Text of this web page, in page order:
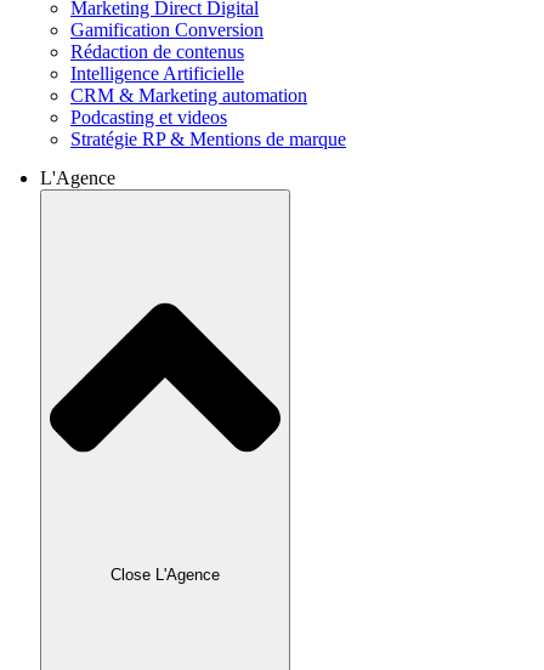
Marketing Direct Digital
Gamification Conversion
Rédaction de contenus
Intelligence Artificielle
CRM & Marketing automation
Podcasting et videos
Stratégie RP & Mentions de marque
L'Agence
Close L'Agence